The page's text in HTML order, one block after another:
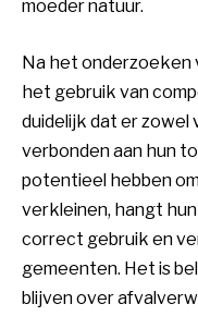
moeder natuur.
Na het onderzoeken
het gebruik van
duidelijk dat er zowel
verbonden aan hun
potentieel hebben
verkleinen, hangt
correct gebruik en
gemeenten. Het is
blijven over